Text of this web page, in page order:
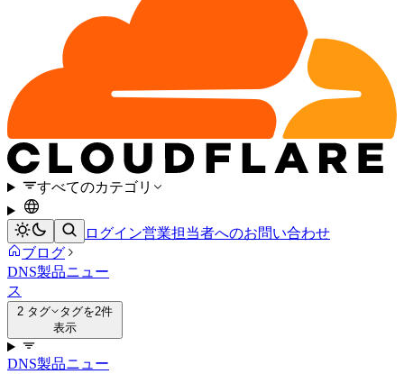
すべてのカテゴリ
ログイン営業担当者へのお問い合わせ
ブログ
DNS製品ニュー
ス
2 タグ
タグを2件
表示
DNS製品ニュー